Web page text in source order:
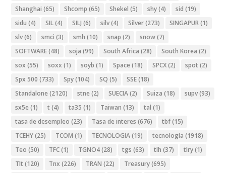
Shanghai (65) Shcomp (65) Shekel (5) shy(4) sid (19)
sidu (4) SIL(4) SILJ (6) silv(4) Silver(273) SINGAPUR(1)
slv(6) smci (3) smh (10) snap (2) snow(7)
SOFTWARE(48) soja (99) South Africa (28) South Korea (2)
sox (55) soxx (1) soyb (1) Space (18) SPCX(2) spot (2)
Spx 500 (733) Spy(104) SQ (5) SSE(18)
Standalone (2120) stne (2) SUECIA(2) Suiza (18) supv(93)
sx5e (1) t (4) ta35 (1) Taiwan (13) tal (1)
tasa de desempleo (23) Tasa de interes (676) tbf(15)
TCEHY(25) TCOM (1) TECNOLOGIA(19) tecnología (1918)
Teo (50) TFC(1) TGNO4(28) tgs (63) tlh (37) tlry(1)
Tlt (120) Tnx (226) TRAN (22) Treasury(695)